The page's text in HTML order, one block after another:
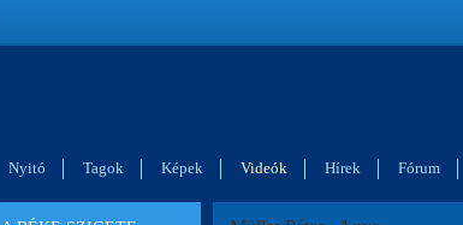
Nyitó Tagok Képek Videók Hírek Fórum